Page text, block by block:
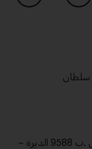
سلطان
دبي، الامارات العربية المتحدة – جزيرة المرفا – ص .ب 9588 الديرة –